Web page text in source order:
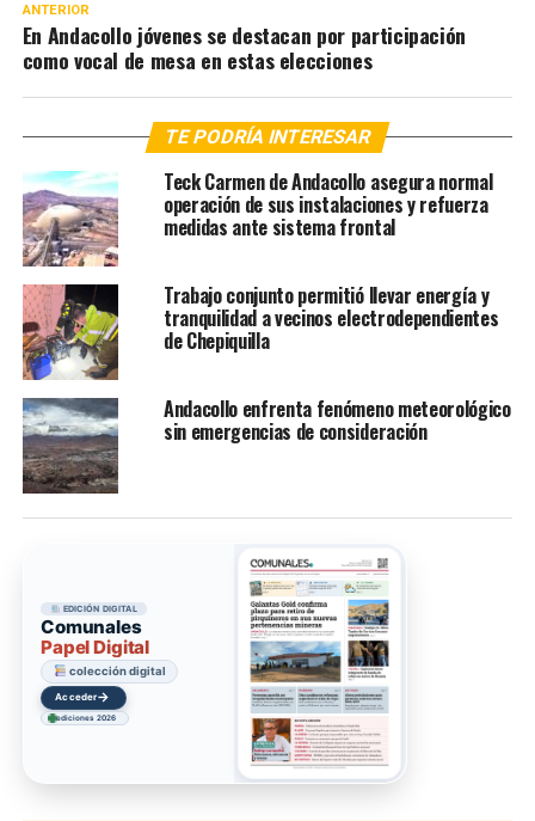
ANTERIOR
En Andacollo jóvenes se destacan por participación
como vocal de mesa en estas elecciones
TE PODRÍA INTERESAR
Teck Carmen de Andacollo asegura normal
operación de sus instalaciones y refuerza
medidas ante sistema frontal
Trabajo conjunto permitió llevar energía y
tranquilidad a vecinos electrodependientes
de Chepiquilla
Andacollo enfrenta fenómeno meteorológico
sin emergencias de consideración
EDICIÓN DIGITAL
Comunales
Papel Digital
colección digital
Acceder→
ediciones 2026